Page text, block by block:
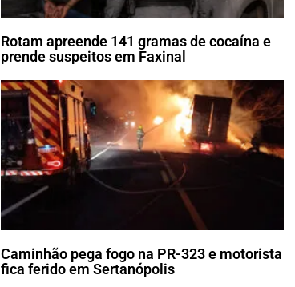
Rotam apreende 141 gramas de cocaína e
prende suspeitos em Faxinal
Caminhão pega fogo na PR-323 e motorista
fica ferido em Sertanópolis